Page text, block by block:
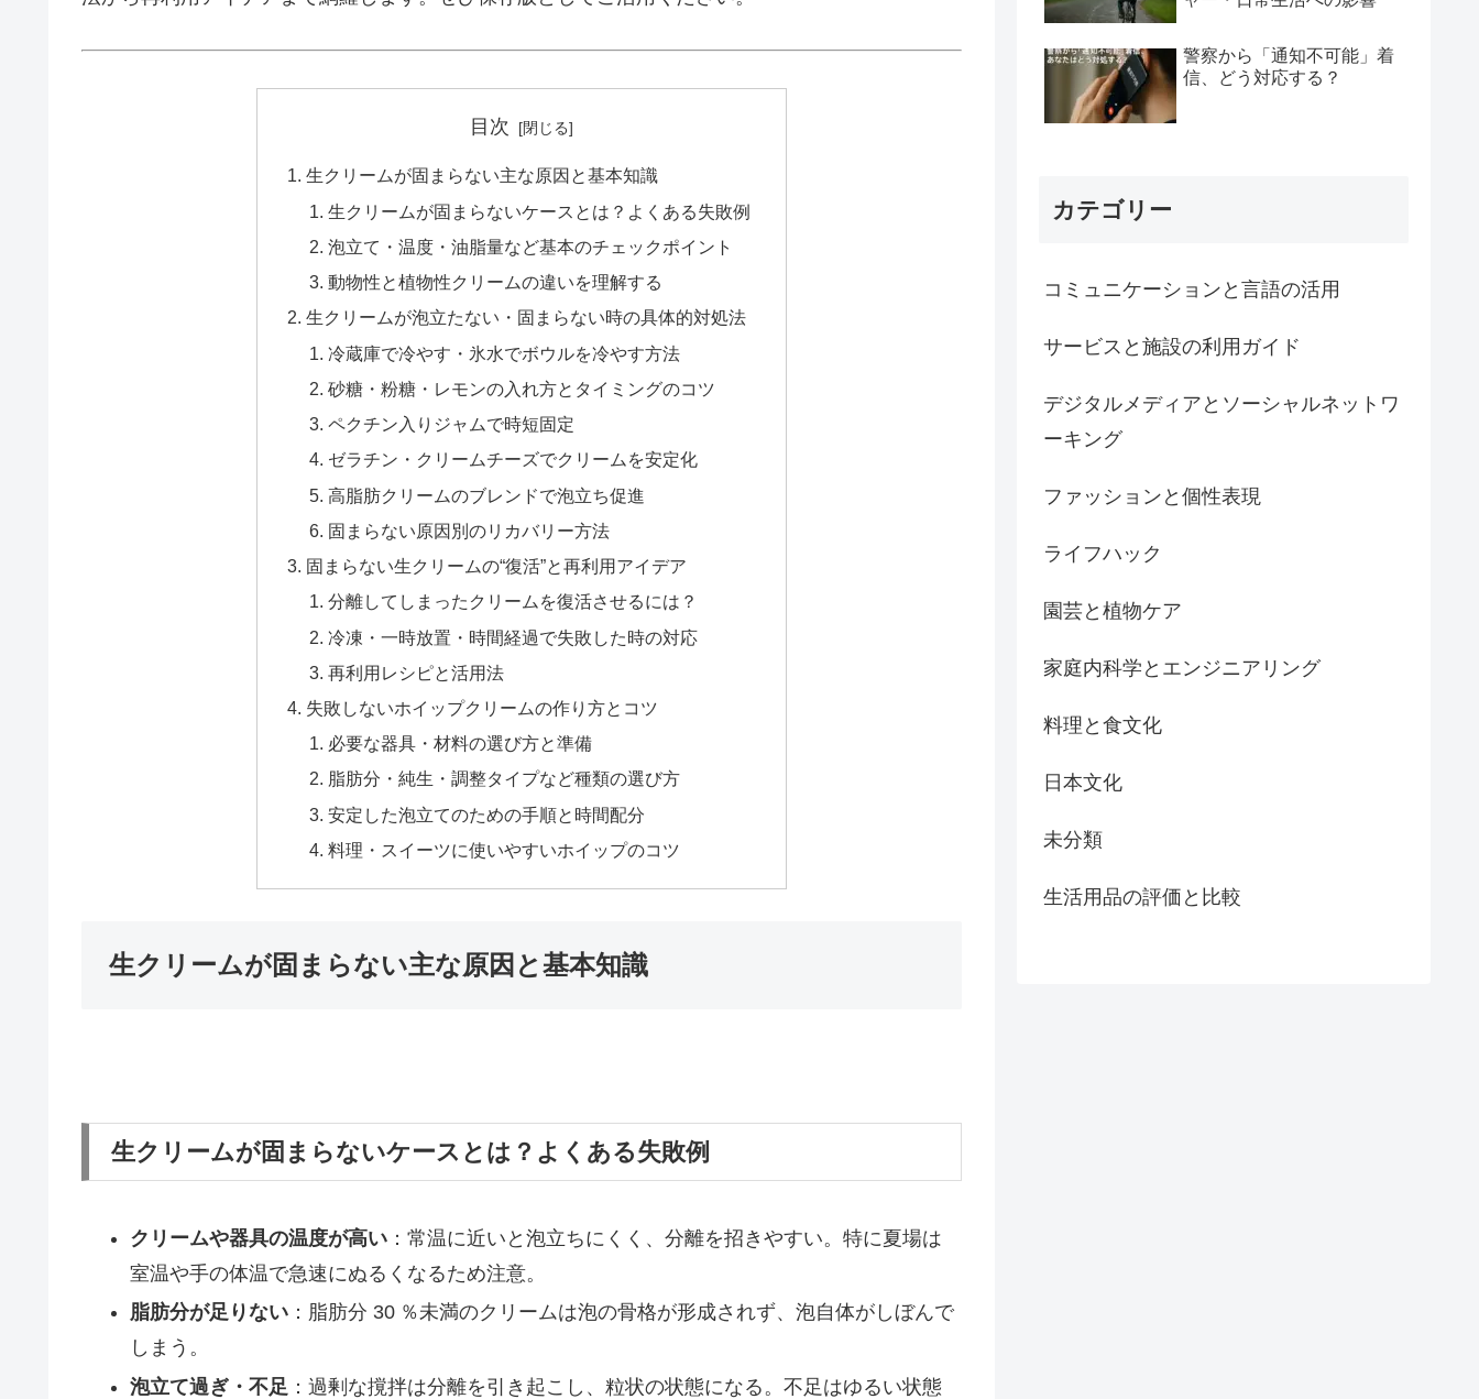
目次
生クリームが固まらない主な原因と基本知識
生クリームが固まらないケースとは？よくある失敗例
泡立て・温度・油脂量など基本のチェックポイント
動物性と植物性クリームの違いを理解する
生クリームが泡立たない・固まらない時の具体的対処法
冷蔵庫で冷やす・氷水でボウルを冷やす方法
砂糖・粉糖・レモンの入れ方とタイミングのコツ
ペクチン入りジャムで時短固定
ゼラチン・クリームチーズでクリームを安定化
高脂肪クリームのブレンドで泡立ち促進
固まらない原因別のリカバリー方法
固まらない生クリームの“復活”と再利用アイデア
分離してしまったクリームを復活させるには？
冷凍・一時放置・時間経過で失敗した時の対応
再利用レシピと活用法
失敗しないホイップクリームの作り方とコツ
必要な器具・材料の選び方と準備
脂肪分・純生・調整タイプなど種類の選び方
安定した泡立てのための手順と時間配分
料理・スイーツに使いやすいホイップのコツ
生クリームが固まらない主な原因と基本知識
生クリームが固まらないケースとは？よくある失敗例
クリームや器具の温度が高い：常温に近いと泡立ちにくく、分離を招きやすい。特に夏場は
室温や手の体温で急速にぬるくなるため注意。
脂肪分が足りない：脂肪分 30 ％未満のクリームは泡の骨格が形成されず、泡自体がしぼんで
しまう。
泡立て過ぎ・不足 ：過剰な撹拌は分離を引き起こし、粒状の状態になる。不足はゆるい状態
警察から「通知不可能」着
信、どう対応する？
カテゴリー
コミュニケーションと言語の活用
サービスと施設の利用ガイド
デジタルメディアとソーシャルネットワ
ーキング
ファッションと個性表現
ライフハック
園芸と植物ケア
家庭内科学とエンジニアリング
料理と食文化
日本文化
未分類
生活用品の評価と比較